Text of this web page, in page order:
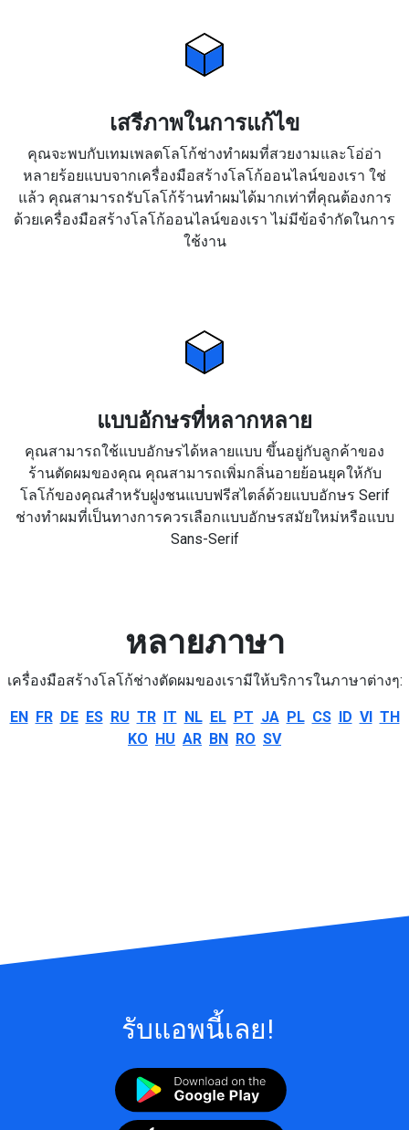
เสรีภาพในการแก้ไข
คุณจะพบกับเทมเพลตโลโก้ช่างทำผมที่สวยงามและโอ่อ่า
หลายร้อยแบบจากเครื่องมือสร้างโลโก้ออนไลน์ของเรา ใช่
แล้ว คุณสามารถรับโลโก้ร้านทำผมได้มากเท่าที่คุณต้องการ
ด้วยเครื่องมือสร้างโลโก้ออนไลน์ของเรา ไม่มีข้อจำกัดในการ
ใช้งาน
แบบอักษรที่หลากหลาย
คุณสามารถใช้แบบอักษรได้หลายแบบ ขึ้นอยู่กับลูกค้าของ
ร้านตัดผมของคุณ คุณสามารถเพิ่มกลิ่นอายย้อนยุคให้กับ
โลโก้ของคุณสำหรับฝูงชนแบบฟรีสไตล์ด้วยแบบอักษร Serif
ช่างทำผมที่เป็นทางการควรเลือกแบบอักษรสมัยใหม่หรือแบบ
Sans-Serif
หลายภาษา
เครื่องมือสร้างโลโก้ช่างตัดผมของเรามีให้บริการในภาษาต่างๆ:
EN FR DE ES RU TR IT NL EL PT JA PL CS ID VI TH
KO HU AR BN RO SV
รับแอพนี้เลย!